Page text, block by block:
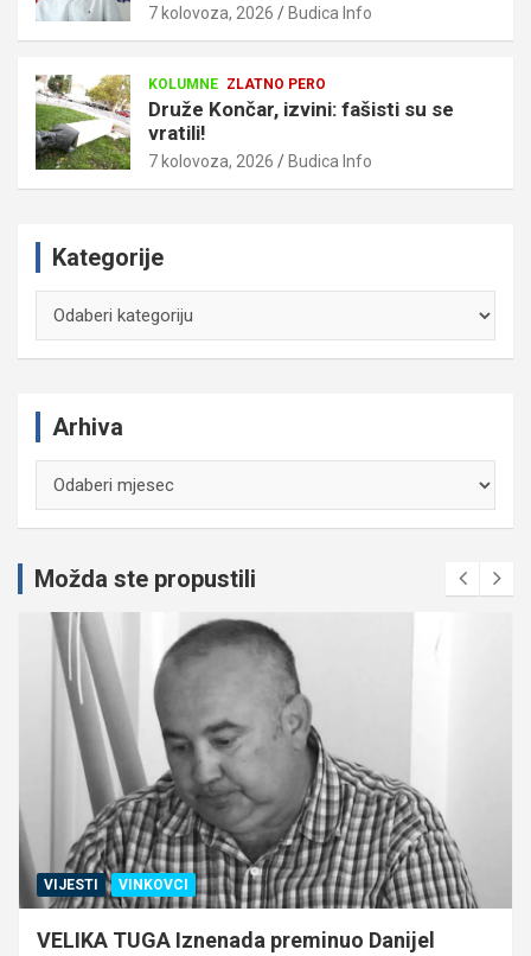
7 kolovoza, 2026 Budica Info
KOLUMNE ZLATNO PERO
Druže Končar, izvini: fašisti su se
vratili!
7 kolovoza, 2026 Budica Info
Kategorije
Arhiva
Možda ste propustili
VIJESTI VINKOVCI
VELIKA TUGA Iznenada preminuo Danijel